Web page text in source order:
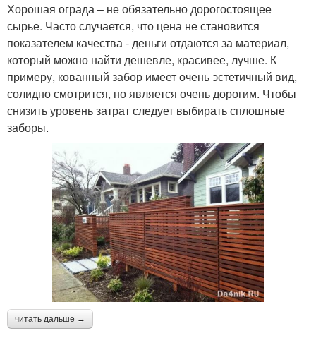
Хорошая ограда – не обязательно дорогостоящее
сырье. Часто случается, что цена не становится
показателем качества - деньги отдаются за материал,
который можно найти дешевле, красивее, лучше. К
примеру, кованный забор имеет очень эстетичный вид,
солидно смотрится, но является очень дорогим. Чтобы
снизить уровень затрат следует выбирать сплошные
заборы.
читать дальше →